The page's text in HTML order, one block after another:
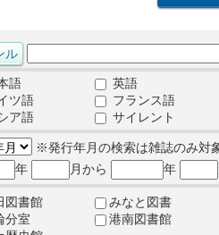
語
英語
ツ語
フランス語
ア語
サイレント
※発行年月の検索は雑誌のみ対
年
月から 年
図書館
みなと図書
分室
港南図書館